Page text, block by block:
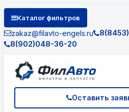
Каталог фильтров
zakaz@filavto-engels.ru
8(902)048-36-20
Оставить